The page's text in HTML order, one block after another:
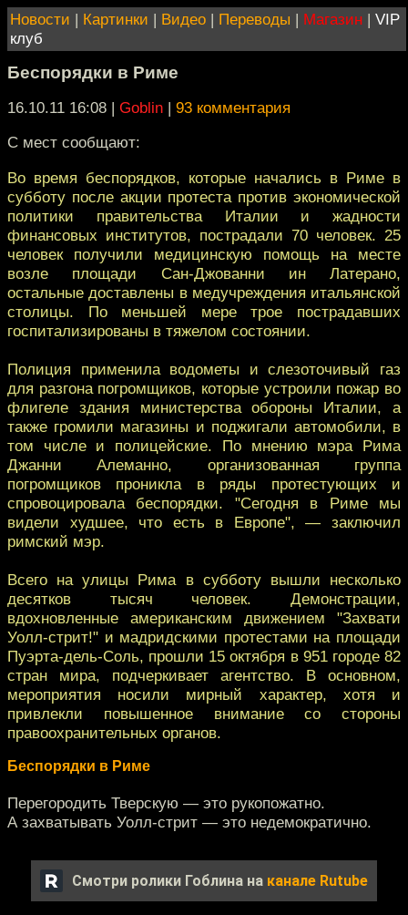
Новости | Картинки | Видео | Переводы | Магазин | VIP
клуб
Беспорядки в Риме
16.10.11 16:08 | Goblin | 93 комментария
С мест сообщают:
Во время беспорядков, которые начались в Риме в
субботу после акции протеста против экономической
политики правительства Италии и жадности
финансовых институтов, пострадали 70 человек. 25
человек получили медицинскую помощь на месте
возле площади Сан-Джованни ин Латерано,
остальные доставлены в медучреждения итальянской
столицы. По меньшей мере трое пострадавших
госпитализированы в тяжелом состоянии.
Полиция применила водометы и слезоточивый газ
для разгона погромщиков, которые устроили пожар во
флигеле здания министерства обороны Италии, а
также громили магазины и поджигали автомобили, в
том числе и полицейские. По мнению мэра Рима
Джанни Алеманно, организованная группа
погромщиков проникла в ряды протестующих и
спровоцировала беспорядки. "Сегодня в Риме мы
видели худшее, что есть в Европе", — заключил
римский мэр.
Всего на улицы Рима в субботу вышли несколько
десятков тысяч человек. Демонстрации,
вдохновленные американским движением "Захвати
Уолл-стрит!" и мадридскими протестами на площади
Пуэрта-дель-Соль, прошли 15 октября в 951 городе 82
стран мира, подчеркивает агентство. В основном,
мероприятия носили мирный характер, хотя и
привлекли повышенное внимание со стороны
правоохранительных органов.
Беспорядки в Риме
Перегородить Тверскую — это рукопожатно.
А захватывать Уолл-стрит — это недемократично.
Смотри ролики Гоблина на канале Rutube